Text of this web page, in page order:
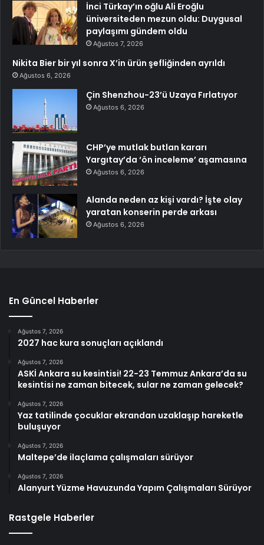
İnci Türkay’ın oğlu Ali Eroğlu
üniversiteden mezun oldu: Duygusal
paylaşımı gündem oldu
Ağustos 7, 2026
Nikita Bier bir yıl sonra X’in ürün şefliğinden ayrıldı
Ağustos 6, 2026
Çin Shenzhou-23’ü Uzaya Fırlatıyor
Ağustos 6, 2026
CHP’ye mutlak butlan kararı
Yargıtay’da ‘ön inceleme’ aşamasına
Ağustos 6, 2026
Alanda neden az kişi vardı? İşte olay
yaratan konserin perde arkası
Ağustos 6, 2026
En Güncel Haberler
Ağustos 7, 2026
2027 hac kura sonuçları açıklandı
Ağustos 7, 2026
ASKİ Ankara su kesintisi! 22-23 Temmuz Ankara’da su
kesintisi ne zaman bitecek, sular ne zaman gelecek?
Ağustos 7, 2026
Yaz tatilinde çocuklar ekrandan uzaklaşıp hareketle
buluşuyor
Ağustos 7, 2026
Maltepe’de ilaçlama çalışmaları sürüyor
Ağustos 7, 2026
Alanyurt Yüzme Havuzunda Yapım Çalışmaları Sürüyor
Rastgele Haberler